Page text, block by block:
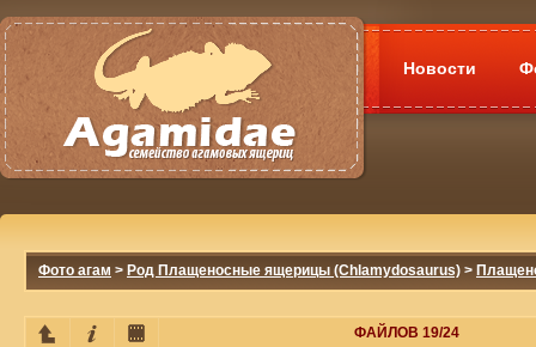
Новости
Фото агам > Род Плащеносные ящерицы (Chlamydosaurus) >
ФАЙЛОВ 19/24